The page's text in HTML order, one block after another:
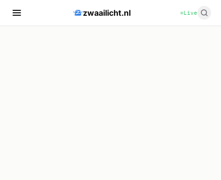
zwaailicht.nl Live